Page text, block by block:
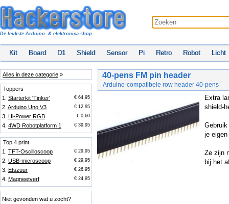
De leukste Arduino- & elektronica-shop
Kit Board D1 Shield Sensor Pi Retro Robot Licht
Alles in deze categorie »
Toppers
1. Starterkit 'Tinker' € 64,95
2. Arduino Uno V3 € 12,95
3. Hi-Power RGB € 0,60
4. 4WD Robotplatform 1 € 39,95
Top 4 print
1. TFT-Oscilloscoop € 29,95
2. USB-microscoop € 29,95
3. Etszuur € 26,95
4. Magneetverf € 24,95
Niet gevonden wat u zocht?
40-pens FM pin header
Arduino-compatibele row header 40-pens
Extra
shield-
je
Ze zijn
bij het